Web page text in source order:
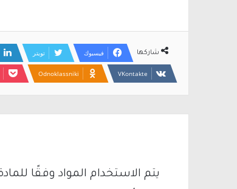
شاركها فيسبوك تويتر
Odnoklassniki